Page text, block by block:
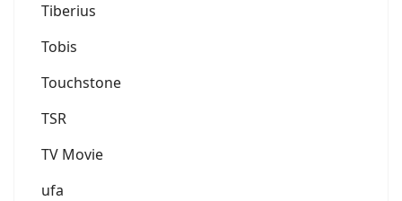
Tiberius
Tobis
Touchstone
TSR
TV Movie
ufa